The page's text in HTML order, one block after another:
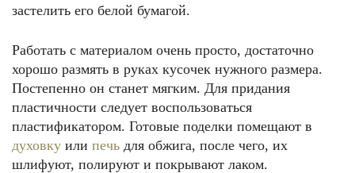
застелить его белой бумагой.
Работать с материалом очень просто, достаточно
хорошо размять в руках кусочек нужного размера.
Постепенно он станет мягким. Для придания
пластичности следует воспользоваться
пластификатором. Готовые поделки помещают в
духовку или печь для обжига, после чего, их
шлифуют, полируют и покрывают лаком.